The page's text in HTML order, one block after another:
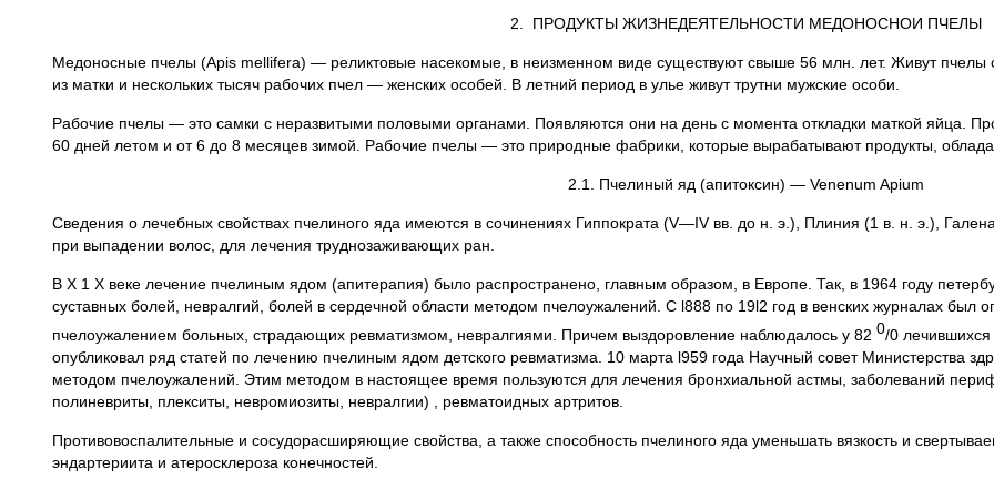
2. ПРОДУКТЫ ЖИЗНЕДЕЯТЕЛЬНОСТИ МЕДОНОСНОИ ПЧЕЛЫ
Медоносные пчелы (Apis mellifera) — реликтовые насекомые, в неизменном виде существуют свыше 56 млн. лет. Живут
из матки и нескольких тысяч рабочих пчел — женских особей. В летний период в улье живут трутни мужские особи.
Рабочие пчелы — это самки с неразвитыми половыми органами. Появляются они на день с момента откладки маткой яйца.
60 дней летом и от 6 до 8 месяцев зимой. Рабочие пчелы — это природные фабрики, которые вырабатывают продукты,
2.1. Пчелиный яд (апитоксин) — Venenum Apium
Сведения о лечебных свойствах пчелиного яда имеются в сочинениях Гиппократа (V—IV вв. до н. э.), Плиния (1 в. н. э.),
при выпадении волос, для лечения труднозаживающих ран.
В Х 1 Х веке лечение пчелиным ядом (апитерапия) было распространено, главным образом, в Европе. Так, в 1964 году
суставных болей, невралгий, болей в сердечной области методом пчелоужалений. С l888 по 19l2 год в венских журналах был
пчелоужалением больных, страдающих ревматизмом, невралгиями. Причем выздоровление наблюдалось у 82 0/0
опубликовал ряд статей по лечению пчелиным ядом детского ревматизма. 10 марта l959 года Научный совет Министерства
методом пчелоужалений. Этим методом в настоящее время пользуются для лечения бронхиальной астмы, заболеваний
полиневриты, плекситы, невромиозиты, невралгии) , ревматоидных артритов.
Противовоспалительные и сосудорасширяющие свойства, а также способность пчелиного яда уменьшать вязкость и
эндартериита и атеросклероза конечностей.